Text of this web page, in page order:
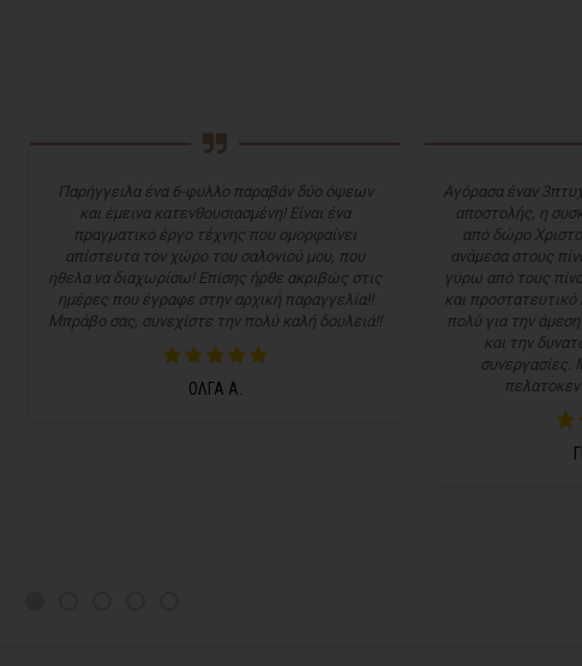
Παρήγγειλα ένα 6-φυλλο παραβάν δύο όψεων
και έμεινα κατενθουσιασμένη! Είναι ένα
πραγματικό έργο τέχνης που ομορφαίνει
απίστευτα τον χώρο του σαλονιού μου, που
ήθελα να διαχωρίσω! Επίσης ήρθε ακριβώς στις
ημέρες που έγραφε στην αρχική παραγγελία!!
Μπράβο σας, συνεχίστε την πολύ καλή δουλειά!!
ΟΛΓΑ Α.
Αγόρασα έναν
αποστολής, η
από δώρο
ανάμεσα στους
γύρω από τους
και
πολύ για την
και την
συνεργασίες.